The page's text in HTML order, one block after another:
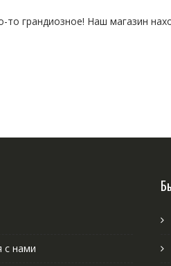
то грандиозное! Наш магазин
с нами